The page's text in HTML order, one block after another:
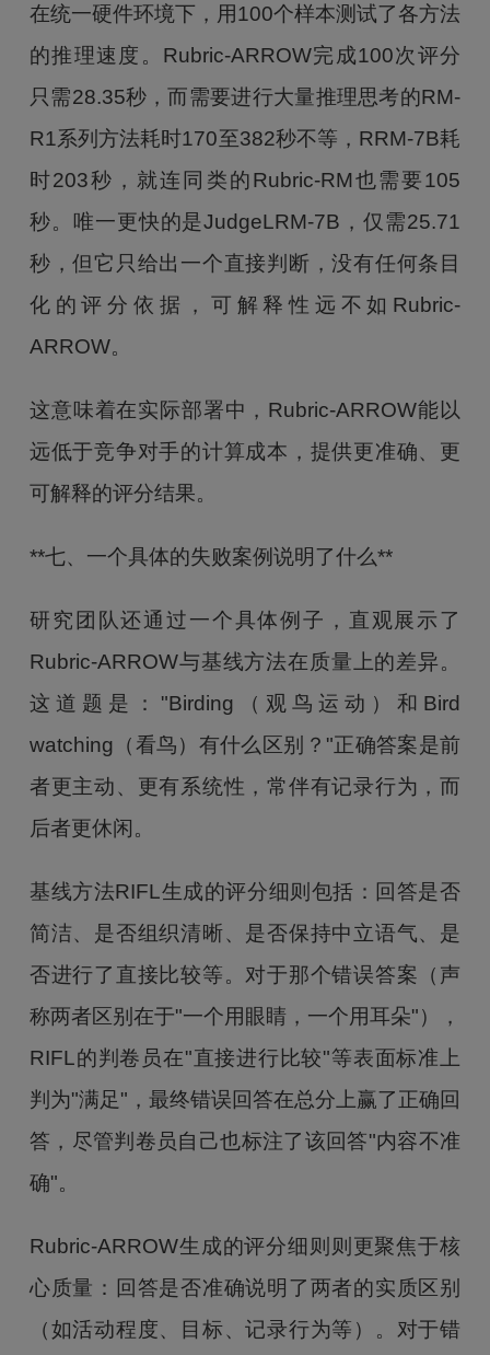
在统一硬件环境下，用100个样本测试了各方法
的推理速度。Rubric-ARROW完成100次评分
只需28.35秒，而需要进行大量推理思考的RM-
R1系列方法耗时170至382秒不等，RRM-7B耗
时203秒，就连同类的Rubric-RM也需要105
秒。唯一更快的是JudgeLRM-7B，仅需25.71
秒，但它只给出一个直接判断，没有任何条目
化的评分依据，可解释性远不如Rubric-
ARROW。
这意味着在实际部署中，Rubric-ARROW能以
远低于竞争对手的计算成本，提供更准确、更
可解释的评分结果。
**七、一个具体的失败案例说明了什么**
研究团队还通过一个具体例子，直观展示了
Rubric-ARROW与基线方法在质量上的差异。
这道题是："Birding（观鸟运动）和Bird
watching（看鸟）有什么区别？"正确答案是前
者更主动、更有系统性，常伴有记录行为，而
后者更休闲。
基线方法RIFL生成的评分细则包括：回答是否
简洁、是否组织清晰、是否保持中立语气、是
否进行了直接比较等。对于那个错误答案（声
称两者区别在于"一个用眼睛，一个用耳朵"），
RIFL的判卷员在"直接进行比较"等表面标准上
判为"满足"，最终错误回答在总分上赢了正确回
答，尽管判卷员自己也标注了该回答"内容不准
确"。
Rubric-ARROW生成的评分细则则更聚焦于核
心质量：回答是否准确说明了两者的实质区别
（如活动程度、目标、记录行为等）。对于错